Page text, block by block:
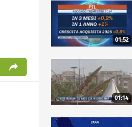
01:52
01:14